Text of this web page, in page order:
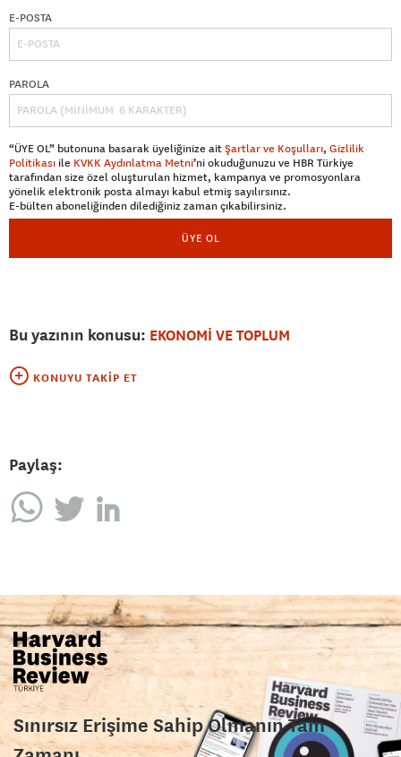
E-POSTA
PAROLA
“ÜYE OL” butonuna basarak üyeliğinize aitŞartlar ve Koşulları, Gizlilik
Politikası ile KVKK Aydınlatma Metni’ni okuduğunuzu ve HBR Türkiye
tarafından size özel oluşturulan hizmet, kampanya ve promosyonlara
yönelik elektronik posta almayı kabul etmiş sayılırsınız.
E-bülten aboneliğinden dilediğiniz zaman çıkabilirsiniz.
ÜYE OL
Bu yazının konusu: EKONOMİ VE TOPLUM
KONUYU TAKIP ET
Paylaş:
Sınırsız Erişime Sahip Olmanın Tam